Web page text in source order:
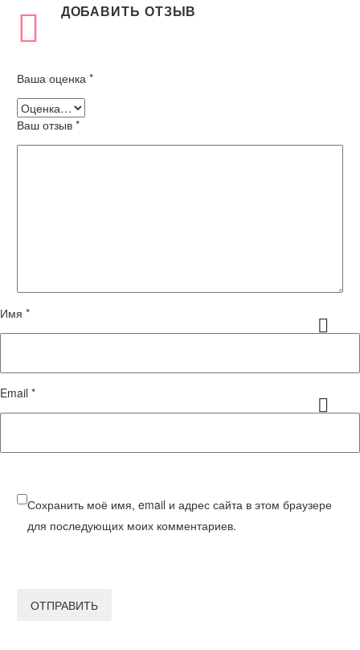
ДОБАВИТЬ ОТЗЫВ
Ваша оценка *
Ваш отзыв *
Имя *
Email *
Сохранить моё имя, email и адрес сайта в этом браузере
для последующих моих комментариев.
ОТПРАВИТЬ